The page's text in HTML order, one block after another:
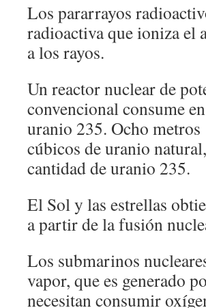
Los pararrayos
radioactiva que ioniza el
a los rayos.
Un reactor nuclear de
convencional consume
uranio 235. Ocho metros
cúbicos de uranio
cantidad de uranio 235.
El Sol y las estrellas
a partir de la fusión
Los submarinos
vapor, que es generado
necesitan consumir